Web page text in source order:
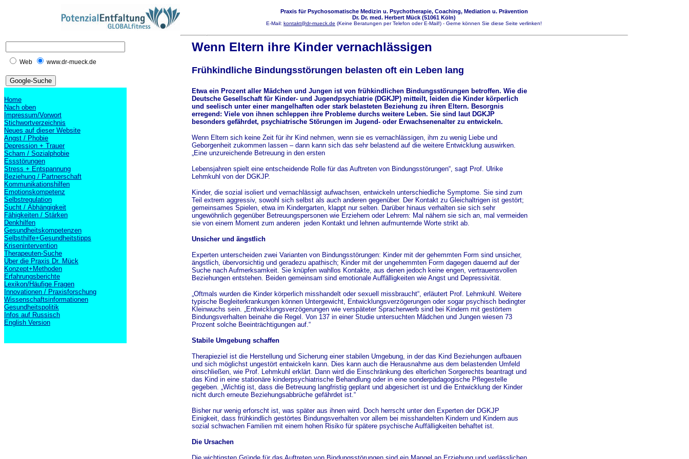
Praxis für Psychosomatische Medizin u. Psychotherapie, Coaching, Mediation u. Prävention
Dr. Dr. med. Herbert Mück (51061 Köln)
E-Mail: kontakt@dr-mueck.de (Keine Beratungen per Telefon oder E-Mail!) - Gerne können Sie diese Seite verlinken!
Web www.dr-mueck.de
Home
Nach oben
Impressum/Vorwort
Stichwortverzeichnis
Neues auf dieser Website
Angst / Phobie
Depression + Trauer
Scham / Sozialphobie
Essstörungen
Stress + Entspannung
Beziehung / Partnerschaft
Kommunikationshilfen
Emotionskompetenz
Selbstregulation
Sucht / Abhängigkeit
Fähigkeiten / Stärken
Denkhilfen
Gesundheitskompetenzen
Selbsthilfe+Gesundheitstipps
Krisenintervention
Therapeuten-Suche
Über die Praxis Dr. Mück
Konzept+Methoden
Erfahrungsberichte
Lexikon/Häufige Fragen
Innovationen / Praxisforschung
Wissenschaftsinformationen
Gesundheitspolitik
Infos auf Russisch
English Version
Wenn Eltern ihre Kinder vernachlässigen
Frühkindliche Bindungsstörungen belasten oft ein Leben lang
Etwa ein Prozent aller Mädchen und Jungen ist von frühkindlichen Bindungsstörungen betroffen. Wie die
Deutsche Gesellschaft für Kinder- und Jugendpsychiatrie (DGKJP) mitteilt, leiden die Kinder körperlich
und seelisch unter einer mangelhaften oder stark belasteten Beziehung zu ihren Eltern. Besorgnis
erregend: Viele von ihnen schleppen ihre Probleme durchs weitere Leben. Sie sind laut DGKJP
besonders gefährdet, psychiatrische Störungen im Jugend- oder Erwachsenenalter zu entwickeln.
Wenn Eltern sich keine Zeit für ihr Kind nehmen, wenn sie es vernachlässigen, ihm zu wenig Liebe und
Geborgenheit zukommen lassen – dann kann sich das sehr belastend auf die weitere Entwicklung auswirken.
„Eine unzureichende Betreuung in den ersten
Lebensjahren spielt eine entscheidende Rolle für das Auftreten von Bindungsstörungen“, sagt Prof. Ulrike
Lehmkuhl von der DGKJP.
Kinder, die sozial isoliert und vernachlässigt aufwachsen, entwickeln unterschiedliche Symptome. Sie sind zum
Teil extrem aggressiv, sowohl sich selbst als auch anderen gegenüber. Der Kontakt zu Gleichaltrigen ist gestört;
gemeinsames Spielen, etwa im Kindergarten, klappt nur selten. Darüber hinaus verhalten sie sich sehr
ungewöhnlich gegenüber Betreuungspersonen wie Erziehern oder Lehrern: Mal nähern sie sich an, mal vermeiden
sie von einem Moment zum anderen jeden Kontakt und lehnen aufmunternde Worte strikt ab.
Unsicher und ängstlich
Experten unterscheiden zwei Varianten von Bindungsstörungen: Kinder mit der gehemmten Form sind unsicher,
ängstlich, übervorsichtig und geradezu apathisch; Kinder mit der ungehemmten Form dagegen dauernd auf der
Suche nach Aufmerksamkeit. Sie knüpfen wahllos Kontakte, aus denen jedoch keine engen, vertrauensvollen
Beziehungen entstehen. Beiden gemeinsam sind emotionale Auffälligkeiten wie Angst und Depressivität.
„Oftmals wurden die Kinder körperlich misshandelt oder sexuell missbraucht“, erläutert Prof. Lehmkuhl. Weitere
typische Begleiterkrankungen können Untergewicht, Entwicklungsverzögerungen oder sogar psychisch bedingter
Kleinwuchs sein. „Entwicklungsverzögerungen wie verspäteter Spracherwerb sind bei Kindern mit gestörtem
Bindungsverhalten beinahe die Regel. Von 137 in einer Studie untersuchten Mädchen und Jungen wiesen 73
Prozent solche Beeinträchtigungen auf.“
Stabile Umgebung schaffen
Therapieziel ist die Herstellung und Sicherung einer stabilen Umgebung, in der das Kind Beziehungen aufbauen
und sich möglichst ungestört entwickeln kann. Dies kann auch die Herausnahme aus dem belastenden Umfeld
einschließen, wie Prof. Lehmkuhl erklärt. Dann wird die Einschränkung des elterlichen Sorgerechts beantragt und
das Kind in eine stationäre kinderpsychiatrische Behandlung oder in eine sonderpädagogische Pflegestelle
gegeben. „Wichtig ist, dass die Betreuung langfristig geplant und abgesichert ist und die Entwicklung der Kinder
nicht durch erneute Beziehungsabbrüche gefährdet ist.“
Bisher nur wenig erforscht ist, was später aus ihnen wird. Doch herrscht unter den Experten der DGKJP
Einigkeit, dass frühkindlich gestörtes Bindungsverhalten vor allem bei misshandelten Kindern und Kindern aus
sozial schwachen Familien mit einem hohen Risiko für spätere psychische Auffälligkeiten behaftet ist.
Die Ursachen